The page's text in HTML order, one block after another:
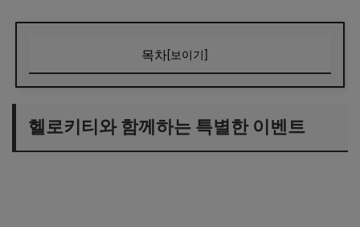
목차[보이기]
다양한 헬로키티 굿즈 준비
팬과의 소통 강화의 기회
헬로키티와 함께하는 특별한 이벤트